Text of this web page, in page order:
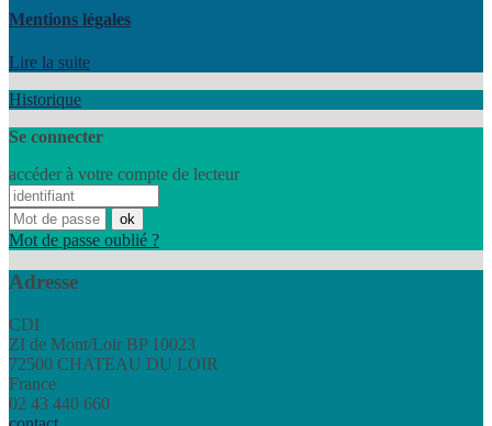
Mentions légales
Lire la suite
Historique
Se connecter
accéder à votre compte de lecteur
Mot de passe oublié ?
Adresse
CDI
ZI de Mont/Loir BP 10023
72500 CHATEAU DU LOIR
France
02 43 440 660